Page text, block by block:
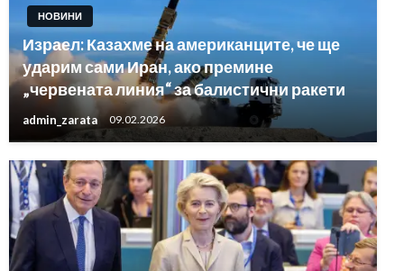
НОВИНИ
Израел: Казахме на американците, че ще
ударим сами Иран, ако премине
„червената линия“ за балистични ракети
admin_zarata 09.02.2026